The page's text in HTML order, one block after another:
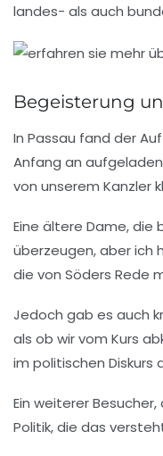
landes- als auch
Begeisterung
In Passau fand der
Anfang an
von unserem Kanzler
Eine ältere Dame, die
überzeugen, aber ich
die von Söders Rede
Jedoch gab es auch
als ob wir vom Kurs
im politischen Diskurs
Ein weiterer
Politik, die das